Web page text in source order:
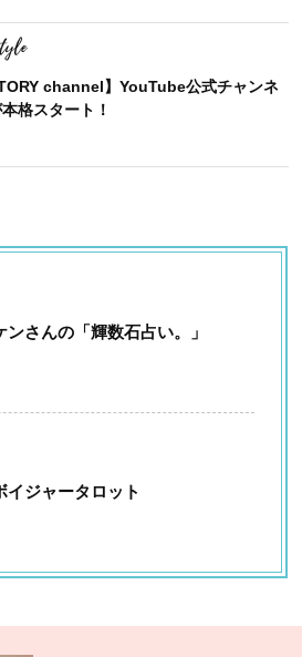
channel】YouTube公式チャンネ
格スタート！
ンさんの「輝数石占い。」
イジャータロット